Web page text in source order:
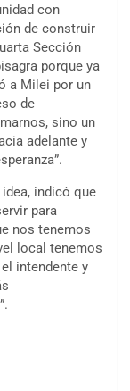
con
de construir
Sección
porque ya
a Milei por un
de
sino un
adelante y
indicó que
para
nos tenemos
local tenemos
intendente y